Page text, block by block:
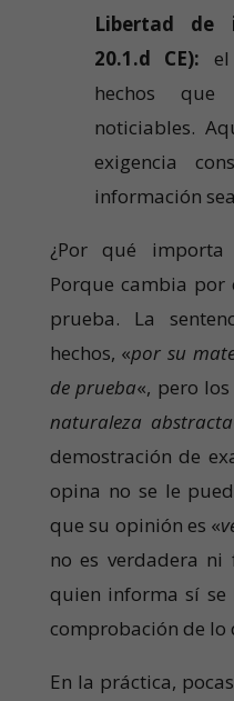
Libertad de
20.1.d CE):
hechos que
noticiables.
exigencia
información sea
¿Por qué importa
Porque cambia por
prueba. La
hechos, «por su
de prueba«, pero
naturaleza abstracta
demostración de
opina no se le
que su opinión es «
no es verdadera
quien informa sí se
comprobación de lo
En la práctica,